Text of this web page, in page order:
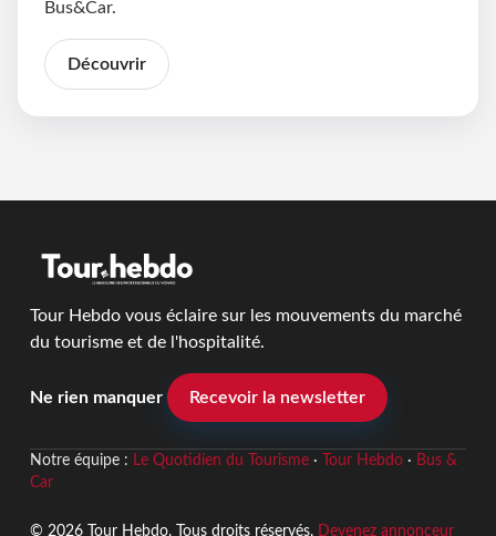
Bus&Car.
Découvrir
Tour Hebdo vous éclaire sur les mouvements du marché
du tourisme et de l'hospitalité.
Ne rien manquer Recevoir la newsletter
Notre équipe : Le Quotidien du Tourisme· Tour Hebdo· Bus &
Car
© 2026 Tour Hebdo. Tous droits réservés. Devenez annonceur